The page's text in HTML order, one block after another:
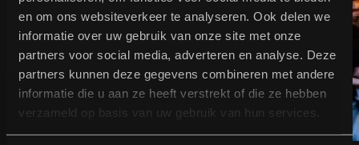
en om ons websiteverkeer te analyseren. Ook delen we
informatie over uw gebruik van onze site met onze
partners voor social media, adverteren en analyse. Deze
partners kunnen deze gegevens combineren met andere
informatie die u aan ze heeft verstrekt of die ze hebben
verzameld op basis van uw gebruik van hun services.
Kom genieten van de tuinconcerten in juni!
Jungle By Night / The Fatal Flowers / Diggy Dex / SNOT
// aurorawave / Lagwagon // The Virginmarys /
Truckfighters & Yawning Man & Dwarves / MEROL